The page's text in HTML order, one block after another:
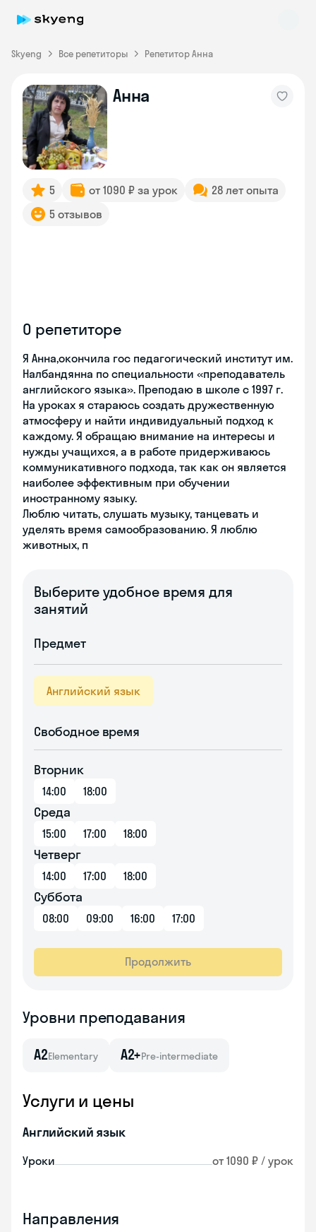
Skyeng Все репетиторы Репетитор Анна
Анна
5 от 1090 ₽ за урок
28 лет опыта
5 отзывов
О репетиторе
Я Анна,окончила гос педагогический институт им.
Налбандянна по специальности «преподаватель
английского языка». Преподаю в школе с 1997 г.
На уроках я стараюсь создать дружественную
атмосферу и найти индивидуальный подход к
каждому. Я обращаю внимание на интересы и
нужды учащихся, а в работе придерживаюсь
коммуникативного подхода, так как он является
наиболее эффективным при обучении
иностранному языку.
Люблю читать, слушать музыку, танцевать и
уделять время самообразованию. Я люблю
животных, п
Выберите удобное время для
занятий
Предмет
Английский язык
Свободное время
Вторник
14:00 18:00
Среда
15:00 17:00 18:00
Четверг
14:00 17:00 18:00
Суббота
08:00 09:00 16:00 17:00
Продолжить
Уровни преподавания
A2Elementary A2+Pre-intermediate
Услуги и цены
Английский язык
Уроки от 1090 ₽ / урок
Направления
Skyeng Chat
online